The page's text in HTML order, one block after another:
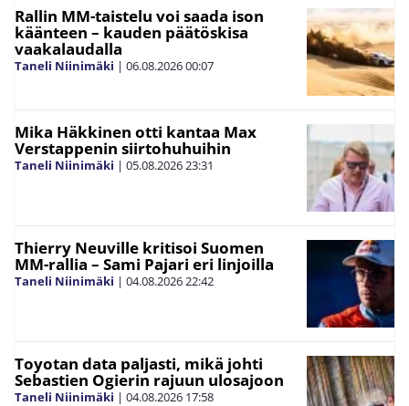
Rallin MM-taistelu voi saada ison
käänteen – kauden päätöskisa
vaakalaudalla
Taneli Niinimäki | 06.08.202600:07
Mika Häkkinen otti kantaa Max
Verstappenin siirtohuhuihin
Taneli Niinimäki | 05.08.202623:31
Thierry Neuville kritisoi Suomen
MM-rallia – Sami Pajari eri linjoilla
Taneli Niinimäki | 04.08.202622:42
Toyotan data paljasti, mikä johti
Sebastien Ogierin rajuun ulosajoon
Taneli Niinimäki | 04.08.2026 17:58